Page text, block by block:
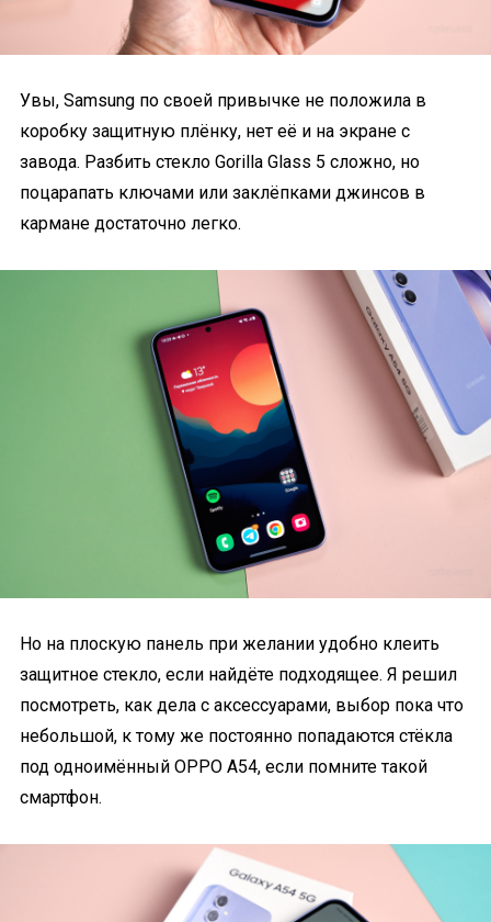
Увы, Samsung по своей привычке не положила в
коробку защитную плёнку, нет её и на экране с
завода. Разбить стекло Gorilla Glass 5 сложно, но
поцарапать ключами или заклёпками джинсов в
кармане достаточно легко.
Но на плоскую панель при желании удобно клеить
защитное стекло, если найдёте подходящее. Я решил
посмотреть, как дела с аксессуарами, выбор пока что
небольшой, к тому же постоянно попадаются стёкла
под одноимённый OPPO A54, если помните такой
смартфон.